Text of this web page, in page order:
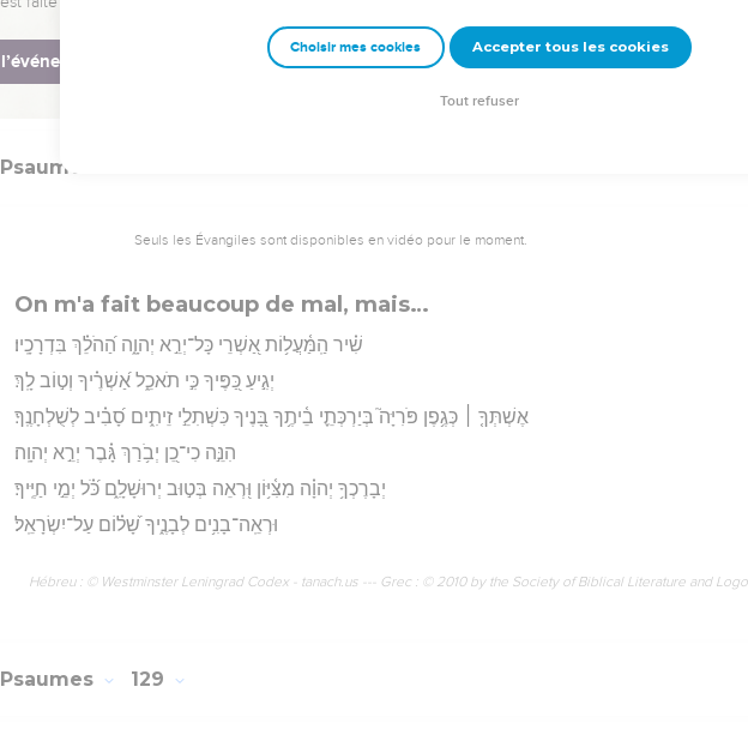
אַשְׁרֵ֤י הַגֶּ֗בֶר אֲשֶׁ֤ר מִלֵּ֥א אֶת־אַשְׁפָּת֗וֹ מֵ֫הֶ֥ם לֹֽא־יֵבֹ֑שׁוּ כִּֽי־יְדַבְּר֖וּ אֶת־אוֹיְבִ֣ים בַּשָּֽׁעַר׃
Hébreu : © Westminster Leningrad Codex - tanach.us --- Grec : © 2010 by the Society of Biblical Literature and
Psaumes
Seuls les Évangiles sont disponibles en vidéo pour le moment.
On m'a fait beaucoup de mal, mais…
שִׁ֗יר הַֽמַּ֫עֲל֥וֹת אַ֭שְׁרֵי כָּל־יְרֵ֣א יְהוָ֑ה הַ֝הֹלֵ֗ךְ בִּדְרָכָֽיו׃
יְגִ֣יעַ כַּ֭פֶּיךָ כִּ֣י תֹאכֵ֑ל אַ֝שְׁרֶ֗יךָ וְט֣וֹב לָֽךְ׃
אֶשְׁתְּךָ֤ ׀ כְּגֶ֥פֶן פֹּרִיָּה֮ בְּיַרְכְּתֵ֪י בֵ֫יתֶ֥ךָ בָּ֭נֶיךָ כִּשְׁתִלֵ֣י זֵיתִ֑ים סָ֝בִ֗יב לְשֻׁלְחָנֶֽךָ׃
הִנֵּ֣ה כִי־כֵ֭ן יְבֹ֥רַךְ גָּ֗בֶר יְרֵ֣א יְהוָֽה׃
יְבָרֶכְךָ֥ יְהוָ֗ה מִצִּ֫יּ֥וֹן וּ֭רְאֵה בְּט֣וּב יְרוּשָׁלִָ֑ם כֹּ֝֗ל יְמֵ֣י חַיֶּֽיךָ׃
וּרְאֵֽה־בָנִ֥ים לְבָנֶ֑יךָ שָׁ֝ל֗וֹם עַל־יִשְׂרָאֵֽל׃
Hébreu : © Westminster Leningrad Codex - tanach.us --- Grec : © 2010 by the Society of Biblical Literature and
Psaumes 129
Choisir mes cookies Accepter tous les cookies
Tout refuser